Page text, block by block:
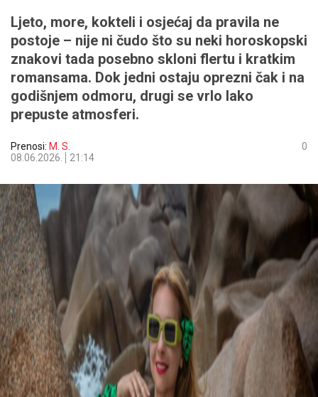
Ljeto, more, kokteli i osjećaj da pravila ne
postoje – nije ni čudo što su neki horoskopski
znakovi tada posebno skloni flertu i kratkim
romansama. Dok jedni ostaju oprezni čak i na
godišnjem odmoru, drugi se vrlo lako
prepuste atmosferi.
Prenosi: M. S.
08.06.2026.
21:14
0